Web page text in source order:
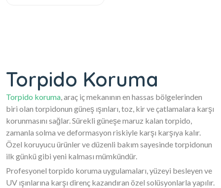
Torpido Koruma
Torpido koruma, araç iç mekanının en hassas bölgelerinden
biri olan torpidonun güneş ışınları, toz, kir ve çatlamalara karşı
korunmasını sağlar. Sürekli güneşe maruz kalan torpido,
zamanla solma ve deformasyon riskiyle karşı karşıya kalır.
Özel koruyucu ürünler ve düzenli bakım sayesinde torpidonun
ilk günkü gibi yeni kalması mümkündür.
Profesyonel torpido koruma uygulamaları, yüzeyi besleyen ve
UV ışınlarına karşı direnç kazandıran özel solüsyonlarla yapılır.